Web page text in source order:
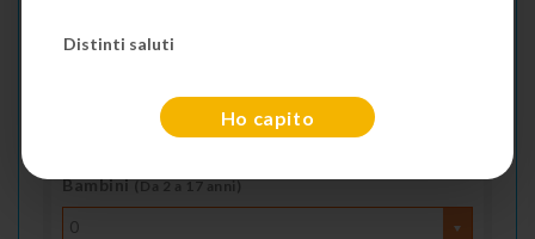
Indica il numero dei passeggeri
Bambini (Da 2 a 17 anni)
0
Distinti saluti
Ho capito